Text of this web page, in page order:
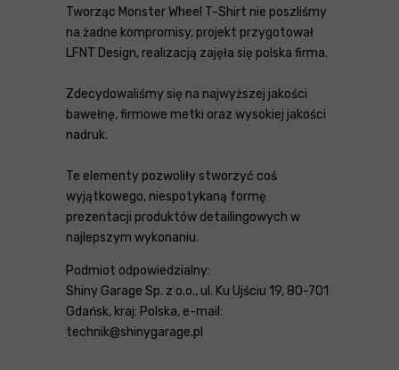
Tworząc Monster Wheel T-Shirt nie poszliśmy
na żadne kompromisy, projekt przygotował
LFNT Design, realizacją zajęła się polska firma.
Zdecydowaliśmy się na najwyższej jakości
bawełnę, firmowe metki oraz wysokiej jakości
nadruk.
Te elementy pozwoliły stworzyć coś
wyjątkowego, niespotykaną formę
prezentacji produktów detailingowych w
najlepszym wykonaniu.
Podmiot odpowiedzialny:
Shiny Garage Sp. z o.o., ul. Ku Ujściu 19, 80-701
Gdańsk, kraj: Polska, e-mail:
technik@shinygarage.pl